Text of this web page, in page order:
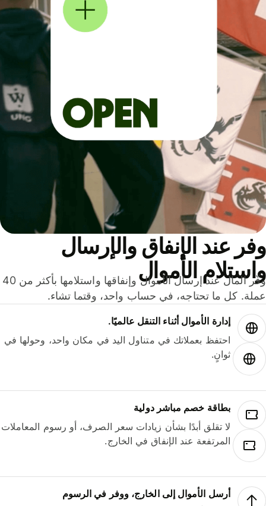
عند الإنفاق والإرسال
الأموال
وفّر المال عند إرسال الأموال وإنفاقها واستلامها بأكثر من 40
كل ما تحتاجه، في حساب واحد، وقتما تشاء.
إدارة الأموال أثناء التنقل عالميًا.
احتفظ بعملاتك في متناول اليد في مكان واحد، وحولها في
ثوانٍ.
بطاقة خصم مباشر دولية
لا تقلق أبدًا بشأن زيادات سعر الصرف، أو رسوم المعاملات
المرتفعة عند الإنفاق في الخارج.
أرسل الأموال إلى الخارج، ووفر في الرسوم